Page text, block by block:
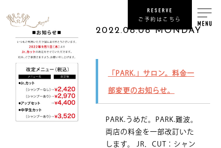
RESERVE
ご予約はこちら
RECRUIT
SHOP
COMPANY
2022.08.08 MONDAY
「PARK.」サロン。料金一
部変更のお知らせ。
PARK.うめだ。PARK.難波。
両店の料金を一部改訂いた
します。 JR．CUT：シャン